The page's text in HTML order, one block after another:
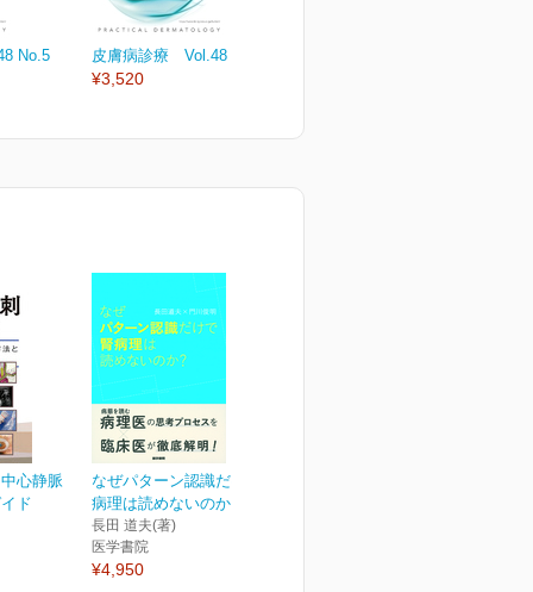
No.5 皮膚病診療 Vol.48 No.4
¥3,520
心静脈
ド
なぜパターン認識だけで腎
病理は読めないのか？
長田 道夫(著)
医学書院
¥4,950